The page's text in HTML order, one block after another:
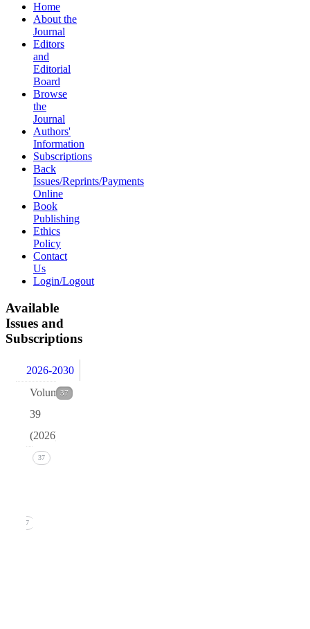
Home
About the
Journal
Editors
and
Editorial
Board
Browse
the
Journal
Authors'
Information
Subscriptions
Back
Issues/Reprints/Payments
Online
Book
Publishing
Ethics
Policy
Contact
Us
Login/Logout
Available
Issues and
Subscriptions
2026-2030
37
Volume
39
(2026)
37Issue 1
37